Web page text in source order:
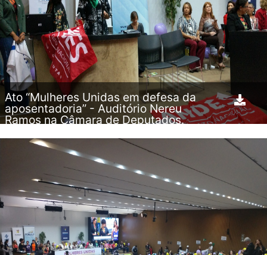
Ato “Mulheres Unidas em defesa da
aposentadoria” - Auditório Nereu
Ramos na Câmara de Deputados.